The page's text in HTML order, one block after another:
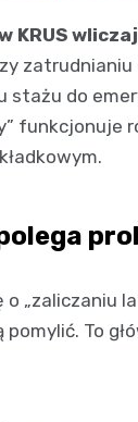
KRUS
zatrudnianiu
stażu do
funkcjonuje
„zaliczaniu
To